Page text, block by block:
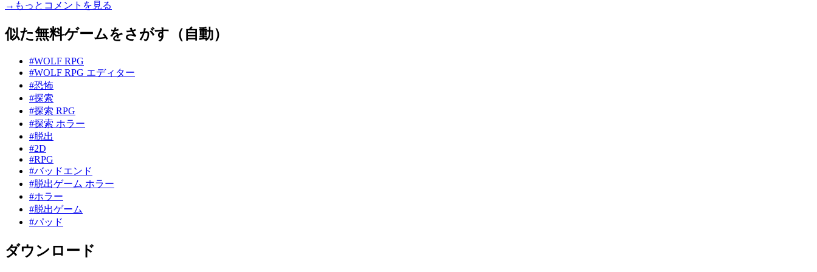
→もっとコメントを見る
似た無料ゲームをさがす（自動）
#WOLF RPG
#WOLF RPG エディター
#恐怖
#探索
#探索 RPG
#探索 ホラー
#脱出
#2D
#RPG
#バッドエンド
#脱出ゲーム ホラー
#ホラー
#脱出ゲーム
#パッド
ダウンロード